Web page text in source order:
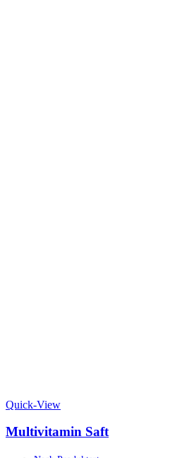
Quick-View
Multivitamin Saft